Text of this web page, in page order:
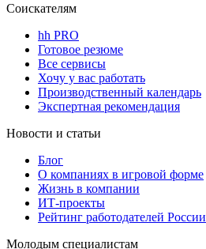
Соискателям
hh PRO
Готовое резюме
Все сервисы
Хочу у вас работать
Производственный календарь
Экспертная рекомендация
Новости и статьи
Блог
О компаниях в игровой форме
Жизнь в компании
ИТ-проекты
Рейтинг работодателей России
Молодым специалистам